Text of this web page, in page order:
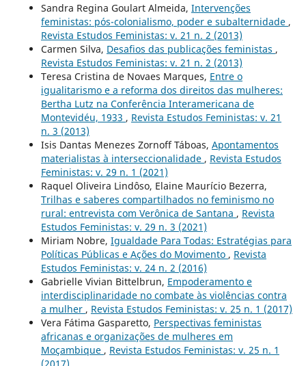
Sandra Regina Goulart Almeida, Intervenções
feministas: pós-colonialismo, poder e subalternidade ,
Revista Estudos Feministas: v. 21 n. 2 (2013)
Carmen Silva, Desafios das publicações feministas ,
Revista Estudos Feministas: v. 21 n. 2 (2013)
Teresa Cristina de Novaes Marques, Entre o
igualitarismo e a reforma dos direitos das mulheres:
Bertha Lutz na Conferência Interamericana de
Montevidéu, 1933 , Revista Estudos Feministas: v. 21
n. 3 (2013)
Isis Dantas Menezes Zornoff Táboas, Apontamentos
materialistas à interseccionalidade , Revista Estudos
Feministas: v. 29 n. 1 (2021)
Raquel Oliveira Lindôso, Elaine Maurício Bezerra,
Trilhas e saberes compartilhados no feminismo no
rural: entrevista com Verônica de Santana , Revista
Estudos Feministas: v. 29 n. 3 (2021)
Miriam Nobre, Igualdade Para Todas: Estratégias para
Políticas Públicas e Ações do Movimento , Revista
Estudos Feministas: v. 24 n. 2 (2016)
Gabrielle Vivian Bittelbrun, Empoderamento e
interdisciplinaridade no combate às violências contra
a mulher , Revista Estudos Feministas: v. 25 n. 1 (2017)
Vera Fátima Gasparetto, Perspectivas feministas
africanas e organizações de mulheres em
Moçambique , Revista Estudos Feministas: v. 25 n. 1
(2017)